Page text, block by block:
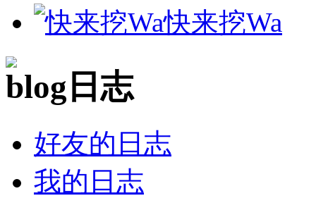
快来挖Wa
日志
好友的日志
我的日志